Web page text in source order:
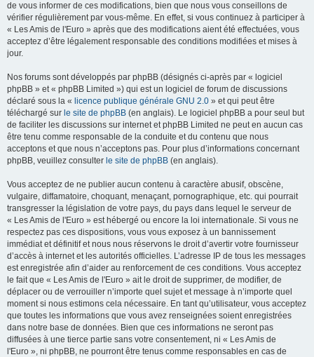
de vous informer de ces modifications, bien que nous vous conseillons de
vérifier régulièrement par vous-même. En effet, si vous continuez à participer à
« Les Amis de l'Euro » après que des modifications aient été effectuées, vous
acceptez d’être légalement responsable des conditions modifiées et mises à
jour.
Nos forums sont développés par phpBB (désignés ci-après par « logiciel
phpBB » et « phpBB Limited ») qui est un logiciel de forum de discussions
déclaré sous la « licence publique générale GNU 2.0 » et qui peut être
téléchargé sur le site de phpBB (en anglais). Le logiciel phpBB a pour seul but
de faciliter les discussions sur internet et phpBB Limited ne peut en aucun cas
être tenu comme responsable de la conduite et du contenu que nous
acceptons et que nous n’acceptons pas. Pour plus d’informations concernant
phpBB, veuillez consulter le site de phpBB (en anglais).
Vous acceptez de ne publier aucun contenu à caractère abusif, obscène,
vulgaire, diffamatoire, choquant, menaçant, pornographique, etc. qui pourrait
transgresser la législation de votre pays, du pays dans lequel le serveur de
« Les Amis de l'Euro » est hébergé ou encore la loi internationale. Si vous ne
respectez pas ces dispositions, vous vous exposez à un bannissement
immédiat et définitif et nous nous réservons le droit d’avertir votre fournisseur
d’accès à internet et les autorités officielles. L’adresse IP de tous les messages
est enregistrée afin d’aider au renforcement de ces conditions. Vous acceptez
le fait que « Les Amis de l'Euro » ait le droit de supprimer, de modifier, de
déplacer ou de verrouiller n’importe quel sujet et message à n’importe quel
moment si nous estimons cela nécessaire. En tant qu’utilisateur, vous acceptez
que toutes les informations que vous avez renseignées soient enregistrées
dans notre base de données. Bien que ces informations ne seront pas
diffusées à une tierce partie sans votre consentement, ni « Les Amis de
l'Euro », ni phpBB, ne pourront être tenus comme responsables en cas de